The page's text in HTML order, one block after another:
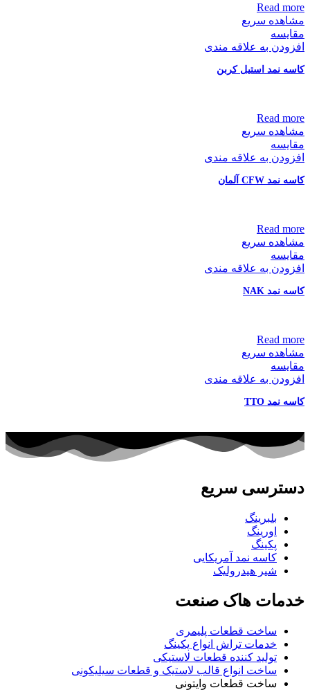
Read more
مشاهده سریع
مقایسه
افزودن به علاقه مندی
کاسه نمد استیل کربن
Read more
مشاهده سریع
مقایسه
افزودن به علاقه مندی
کاسه نمد CFW آلمان
Read more
مشاهده سریع
مقایسه
افزودن به علاقه مندی
کاسه نمد NAK
Read more
مشاهده سریع
مقایسه
افزودن به علاقه مندی
کاسه نمد TTO
دسترسی سریع
بلبرینگ
اورینگ
پکینگ
کاسه نمد آمریکایی
شیر هیدرولیک
خدمات هاک صنعت
ساخت قطعات پلیمری
خدمات تراش انواع پکینگ
تولید کننده قطعات لاستیکی
ساخت انواع قالب لاستیک و قطعات سیلیکونی
ساخت قطعات وایتونی